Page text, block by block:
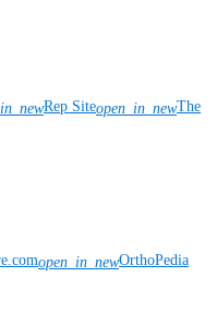
Rep Siteopen_in_newThe
open_in_newOrthoPedia